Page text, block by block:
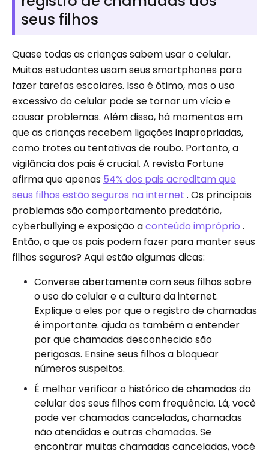
seus filhos
Quase todas as crianças sabem usar o celular.
Muitos estudantes usam seus smartphones para
fazer tarefas escolares. Isso é ótimo, mas o uso
excessivo do celular pode se tornar um vício e
causar problemas. Além disso, há momentos em
que as crianças recebem ligações inapropriadas,
como trotes ou tentativas de roubo. Portanto, a
vigilância dos pais é crucial. A revista Fortune
afirma que apenas 54% dos pais acreditam que
seus filhos estão seguros na internet . Os principais
problemas são comportamento predatório,
cyberbullying e exposição aconteúdo impróprio .
Então, o que os pais podem fazer para manter seus
filhos seguros? Aqui estão algumas dicas:
Converse abertamente com seus filhos sobre
o uso do celular e a cultura da internet.
Explique a eles por que o registro de chamadas
é importante. ajuda os também a entender
por que chamadas desconhecido são
perigosas. Ensine seus filhos a bloquear
números suspeitos.
É melhor verificar o histórico de chamadas do
celular dos seus filhos com frequência. Lá, você
pode ver chamadas canceladas, chamadas
não atendidas e outras chamadas. Se
encontrar muitas chamadas canceladas, você